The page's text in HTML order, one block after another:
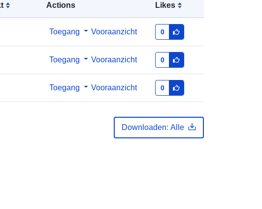
Actions Likes
Toegang Vooraanzicht 0
Toegang Vooraanzicht 0
Toegang Vooraanzicht 0
Downloaden: Alle